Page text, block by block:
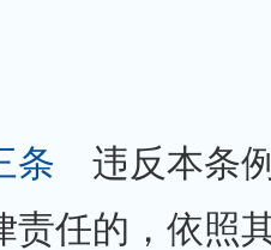
违反本条
责任的，依照